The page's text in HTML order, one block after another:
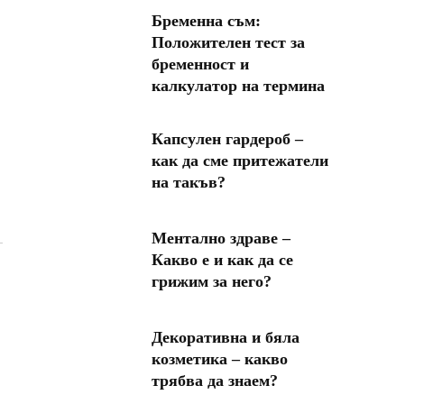
Бременна съм:
Положителен тест за
бременност и
калкулатор на термина
Капсулен гардероб –
как да сме притежатели
на такъв?
Ментално здраве –
Какво е и как да се
грижим за него?
Декоративна и бяла
козметика – какво
трябва да знаем?